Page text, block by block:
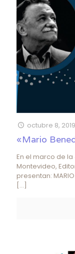
octubre 8, 2019
«Mario
En el marco de
Montevideo,
presentan: MARIO
[…]